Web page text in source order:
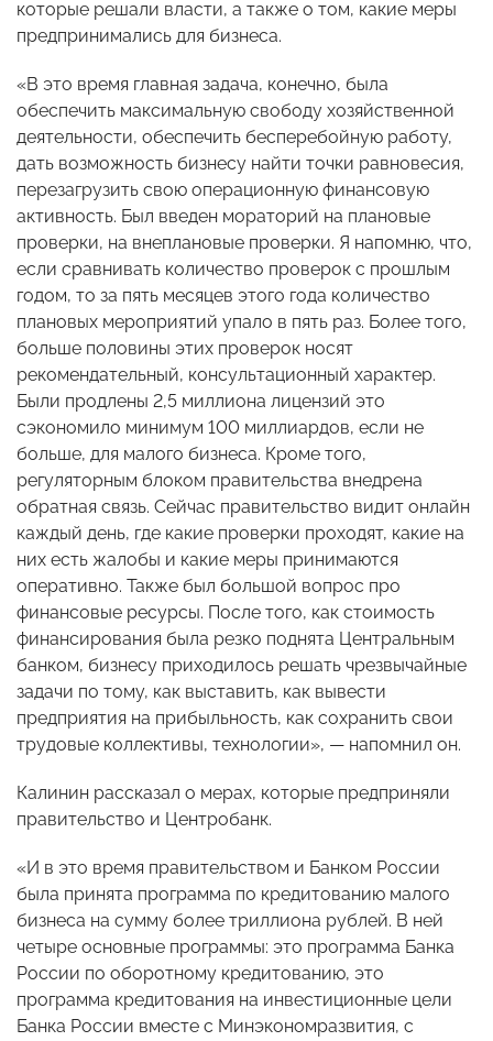
которые решали власти, а также о том, какие меры
предпринимались для бизнеса.
«В это время главная задача, конечно, была
обеспечить максимальную свободу хозяйственной
деятельности, обеспечить бесперебойную работу,
дать возможность бизнесу найти точки равновесия,
перезагрузить свою операционную финансовую
активность. Был введен мораторий на плановые
проверки, на внеплановые проверки. Я напомню, что,
если сравнивать количество проверок с прошлым
годом, то за пять месяцев этого года количество
плановых мероприятий упало в пять раз. Более того,
больше половины этих проверок носят
рекомендательный, консультационный характер.
Были продлены 2,5 миллиона лицензий это
сэкономило минимум 100 миллиардов, если не
больше, для малого бизнеса. Кроме того,
регуляторным блоком правительства внедрена
обратная связь. Сейчас правительство видит онлайн
каждый день, где какие проверки проходят, какие на
них есть жалобы и какие меры принимаются
оперативно. Также был большой вопрос про
финансовые ресурсы. После того, как стоимость
финансирования была резко поднята Центральным
банком, бизнесу приходилось решать чрезвычайные
задачи по тому, как выставить, как вывести
предприятия на прибыльность, как сохранить свои
трудовые коллективы, технологии», — напомнил он.
Калинин рассказал о мерах, которые предприняли
правительство и Центробанк.
«И в это время правительством и Банком России
была принята программа по кредитованию малого
бизнеса на сумму более триллиона рублей. В ней
четыре основные программы: это программа Банка
России по оборотному кредитованию, это
программа кредитования на инвестиционные цели
Банка России вместе с Минэкономразвития, с